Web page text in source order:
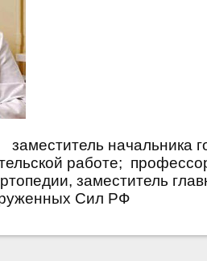
начальника
работе;
заместитель
Сил РФ